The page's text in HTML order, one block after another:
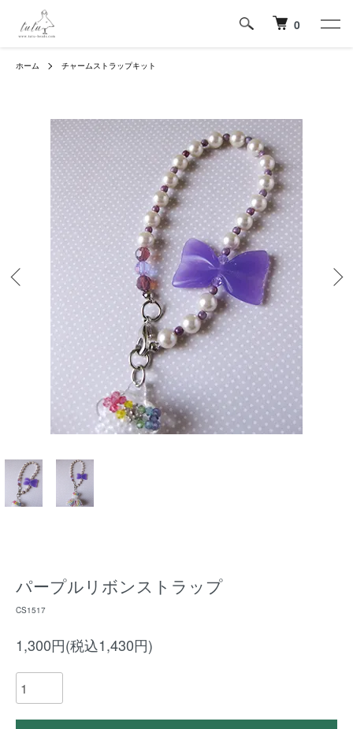
0
ホーム チャームストラップキット
パープルリボンストラップ
CS1517
1,300円(税込1,430円)